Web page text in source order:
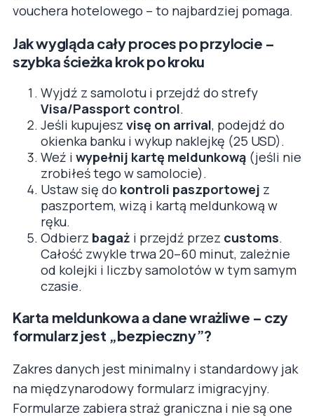
vouchera hotelowego – to najbardziej pomaga.
Jak wygląda cały proces po przylocie –
szybka ścieżka krok po kroku
Wyjdź z samolotu i przejdź do strefy
Visa/Passport control.
Jeśli kupujesz visę on arrival, podejdź do
okienka banku i wykup naklejkę (25 USD).
Weź i wypełnij kartę meldunkową (jeśli nie
zrobiłeś tego w samolocie).
Ustaw się do kontroli paszportowej z
paszportem, wizą i kartą meldunkową w
ręku.
Odbierz bagaż i przejdź przez customs.
Całość zwykle trwa 20–60 minut, zależnie
od kolejki i liczby samolotów w tym samym
czasie.
Karta meldunkowa a dane wrażliwe – czy
formularz jest „bezpieczny”?
Zakres danych jest minimalny i standardowy jak
na międzynarodowy formularz imigracyjny.
Formularze zabiera straż graniczna i nie są one